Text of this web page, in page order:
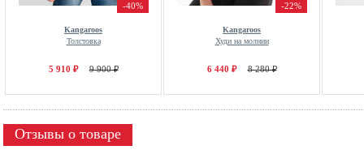
-40%
Kangaroos
Толстовка
5 910 ₽ 9 900 ₽
-22%
Kangaroos
Худи на молнии
6 440 ₽ 8 280 ₽
Отзывы о товаре